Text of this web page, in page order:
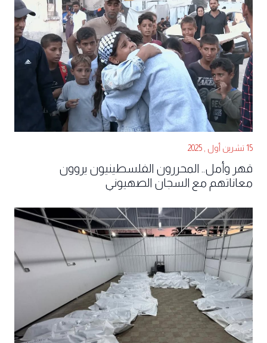
15 تشرين أول , 2025
قهر وأمل.. المحررون الفلسطينيون يروون
معاناتهم مع السجان الصهيوني